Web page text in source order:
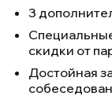
3
скидки от
Достойная